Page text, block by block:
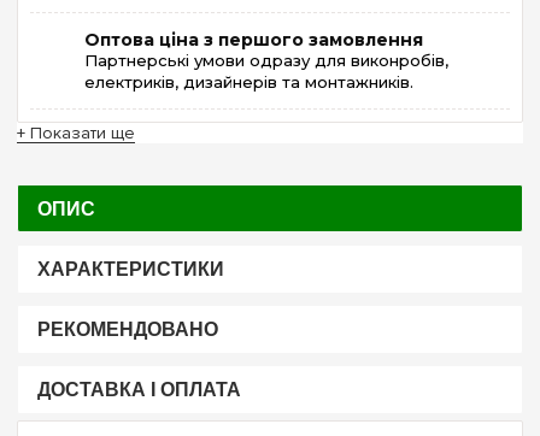
Оптова ціна з першого замовлення
Партнерські умови одразу для виконробів,
електриків, дизайнерів та монтажників.
+ Показати ще
ОПИС
ХАРАКТЕРИСТИКИ
РЕКОМЕНДОВАНО
ДОСТАВКА І ОПЛАТА